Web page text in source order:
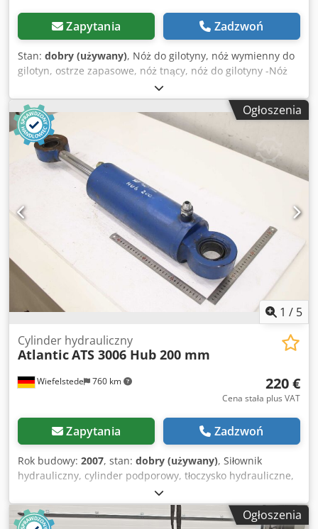
Zapytania Zadzwoń
Stan: dobry (używany), Nóż do gilotyny, nóż wymienny do
gilotyn, ostrze zapasowe, nóż tnący, nóż do gilotyny -Nóż
tnący: nóż wymienny z gilotyny Atlantic ATS 3006, 2 szt. -
Długość cięcia: 3120 mm -Rozstaw otworów: 195 mm / M14
patrz zdjęcia -Wymiary: 49/19/3120 mm / 49/19,4/3120 mm
-Cena/dostawa: komplet -Wymiary transportowe:
3200/120/H190 mm -Waga całkowita: 57 kg Djdjxf Dpkjpfx
Aqqekr
Ogłoszenia
1 / 5
Wiefelstede 760 km
Cylinder hydrauliczny
AtlanticATS 3006 Hub 200 mm
220 €
Cena stała plus VAT
Zapytania Zadzwoń
Rok budowy: 2007, stan: dobry (używany), Siłownik
hydrauliczny, cylinder podporowy, tłoczysko hydrauliczne,
stempel ciśnieniowy, amortyzator hydrauliczny, cylinder
wzmacniający ciśnienie, siłownik hydrauliczny do nożyc
gilotynowych -Siłownik hydrauliczny: z nożyc gilotynowych
Ogłoszenia